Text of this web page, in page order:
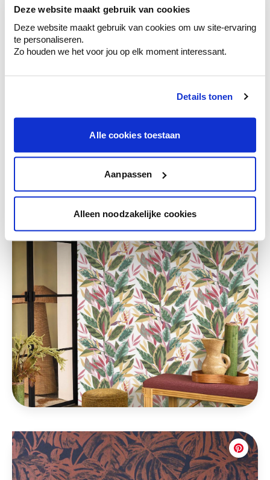
Deze website maakt gebruik van cookies
Deze website maakt gebruik van cookies om uw site-ervaring
te personaliseren.
Zo houden we het voor jou op elk moment interessant.
Details tonen
Alle cookies toestaan
Aanpassen
Alleen noodzakelijke cookies
Ontdek er kleurechte stalen van je
kleurenselectie.
Krijg persoonlijk advies om kleuren te
Deze stijlen zijn misschien ook iets voor jou